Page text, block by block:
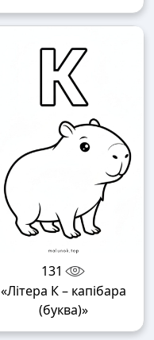
131
«Літера К – капібара
(буква)»